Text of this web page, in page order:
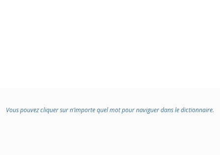
Vous pouvez cliquer sur n’importe quel mot pour naviguer dans le dictionnaire.